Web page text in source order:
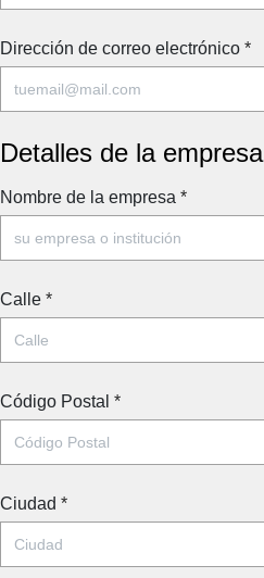
Dirección de correo electrónico *
Detalles de la empresa
Nombre de la empresa *
Calle *
Código Postal *
Ciudad *